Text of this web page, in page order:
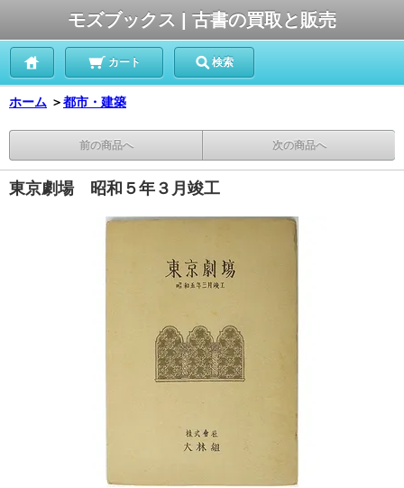
モズブックス | 古書の買取と販売
カート 検索
ホーム ＞都市・建築
前の商品へ 次の商品へ
東京劇場 昭和５年３月竣工